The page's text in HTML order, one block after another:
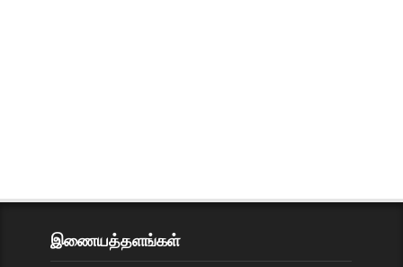
இணையத்தளங்கள்